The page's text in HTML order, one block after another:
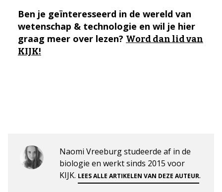
Ben je geïnteresseerd in de wereld van
wetenschap & technologie en wil je hier
graag meer over lezen? Word dan lid van
KIJK!
Naomi Vreeburg studeerde af in de
biologie en werkt sinds 2015 voor
KIJK. LEES ALLE ARTIKELEN VAN DEZE AUTEUR.